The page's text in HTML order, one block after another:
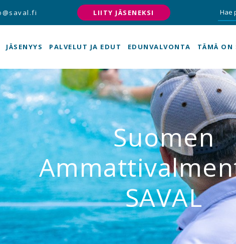
LIITY JÄSENEKSI
JÄSENYYS PALVELUT JA EDUT EDUNVALVONTA TÄMÄ ON
Suomen
SAVAL